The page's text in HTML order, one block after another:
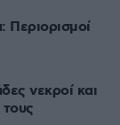
Περιορισμοί
νεκροί και